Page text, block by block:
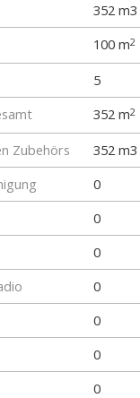
352 m3
100 m2
5
352 m2
Zubehörs
352 m3
0
0
0
0
0
0
0